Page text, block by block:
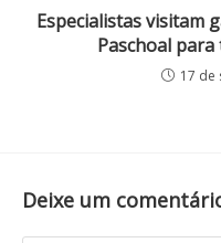
Especialistas visitam
Paschoal
17 de
Deixe um